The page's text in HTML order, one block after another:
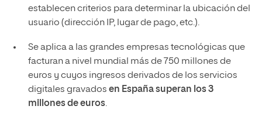
establecen criterios para determinar la ubicación del
usuario (dirección IP, lugar de pago, etc.).
Se aplica a las grandes empresas tecnológicas que
facturan a nivel mundial más de 750 millones de
euros y cuyos ingresos derivados de los servicios
digitales gravados en España superan los 3
millones de euros.